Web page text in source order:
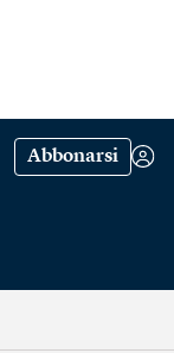
Abbonarsi